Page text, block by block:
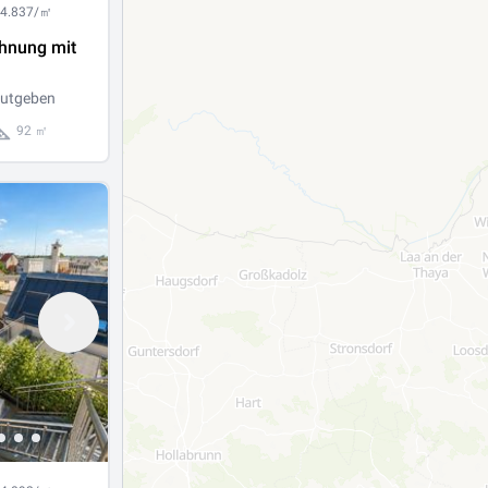
㎡
mit
92 ㎡